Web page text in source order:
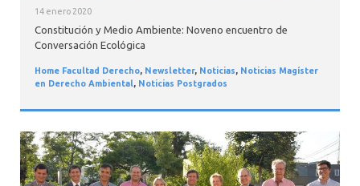
14 enero 2020
Constitución y Medio Ambiente: Noveno encuentro de
Conversación Ecológica
Home Facultad Derecho, Newsletter, Noticias, Noticias Magíster
en Derecho Ambiental, Noticias Postgrados